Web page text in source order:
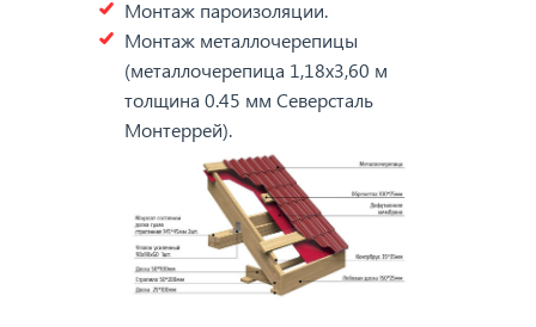
Монтаж пароизоляции.
Монтаж металлочерепицы
(металлочерепица 1,18х3,60 м
толщина 0.45 мм Северсталь
Монтеррей).